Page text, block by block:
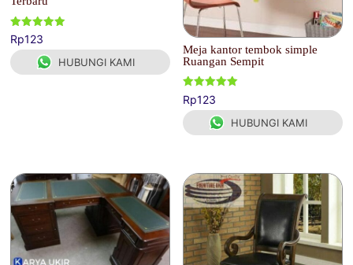
Dinilai
5.00
dari 5
Rp123
HUBUNGI KAMI
Meja kantor tembok simple
Ruangan Sempit
Dinilai
5.00
dari 5
Rp123
HUBUNGI KAMI